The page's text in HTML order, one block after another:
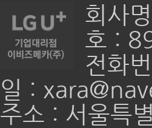
회사
호 :
전화
일 :
주소 : 서울특